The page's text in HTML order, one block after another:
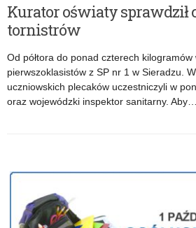
Kurator oświaty sprawdził
tornistrów
Od półtora do ponad czterech kilogramów
pierwszoklasistów z SP nr 1 w Sieradzu.
uczniowskich plecaków uczestniczyli w
oraz wojewódzki inspektor sanitarny. Aby…